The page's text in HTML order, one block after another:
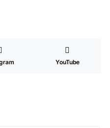
YouTube